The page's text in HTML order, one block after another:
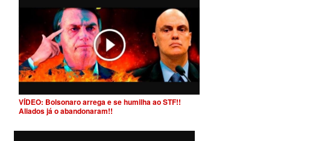
VÍDEO: Bolsonaro arrega e se humilha ao STF!!
Aliados já o abandonaram!!